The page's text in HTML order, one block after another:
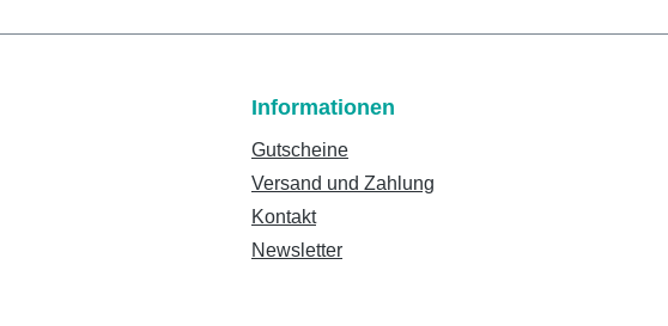
Informationen
Gutscheine
Versand und Zahlung
Kontakt
Newsletter